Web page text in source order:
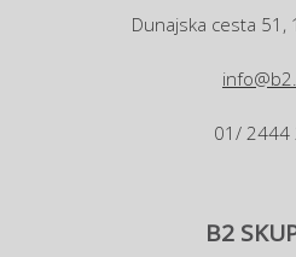
Dunajska cesta 51,
01/ 2444
B2